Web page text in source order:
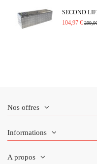
SECOND
104,97 €
Nos offres
Informations
A propos